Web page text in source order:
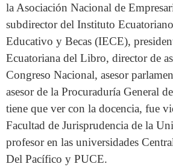
la Asociación Nacional de
subdirector del Instituto
Educativo y Becas (IECE),
Ecuatoriana del Libro, director de
Congreso Nacional, asesor
asesor de la Procuraduría General
tiene que ver con la docencia, fue
Facultad de Jurisprudencia de la
profesor en las universidades
Del Pacífico y PUCE.